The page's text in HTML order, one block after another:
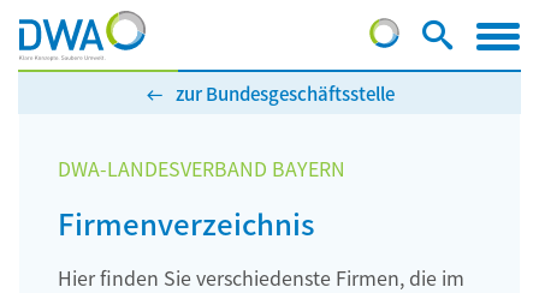
zur Bundesgeschäftsstelle
DWA-LANDESVERBAND BAYERN
Firmenverzeichnis
Hier finden Sie verschiedenste Firmen, die im